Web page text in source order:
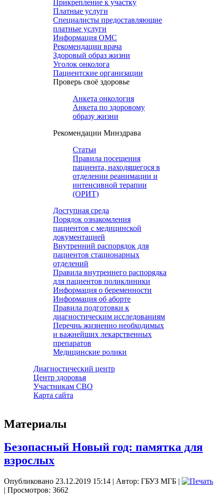
Прикрепление к участку
Платные услуги
Специалисты предоставляющие
платные услуги
Информация ОМС
Рекомендации врача
Здоровый образ жизни
Уголок онколога
Пациентские организации
Проверь своё здоровье
Анкета онкология
Анкета по здоровому
образу жизни
Рекомендации Минздрава
Статьи
Правила посещения
пациента, находящегося в
отделении реанимации и
интенсивной терапии
(ОРИТ)
Доступная среда
Порядок ознакомления
пациентов с медицинской
документацией
Внутренний распорядок для
пациентов стационарных
отделений
Правила внутреннего распорядка
для пациентов поликлиники
Информация о беременности
Информация об аборте
Правила подготовки к
диагностическим исследованиям
Перечнь жизненно необходимых
и важнейших лекарственных
препаратов
Медицинские ролики
Диагностический центр
Центр здоровья
Участникам СВО
Карта сайта
Материалы
Безопасный Новый год: памятка для
взрослых
Опубликовано 23.12.2019 15:14 | Автор: ГБУЗ МГБ |
| Просмотров: 3662